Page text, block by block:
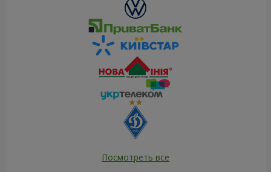
Посмотреть все